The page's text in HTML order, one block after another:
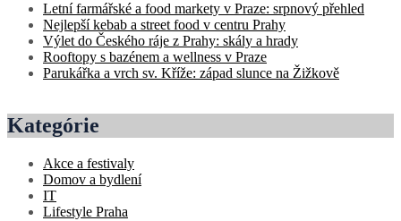
Letní farmářské a food markety v Praze: srpnový přehled
Nejlepší kebab a street food v centru Prahy
Výlet do Českého ráje z Prahy: skály a hrady
Rooftopy s bazénem a wellness v Praze
Parukářka a vrch sv. Kříže: západ slunce na Žižkově
Kategórie
Akce a festivaly
Domov a bydlení
IT
Lifestyle Praha